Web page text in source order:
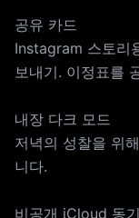
공유 카드
Instagram 스토리
보내기. 이정표를
내장 다크 모드
저녁의 성찰을 위
니다.
비공개 iCloud 동